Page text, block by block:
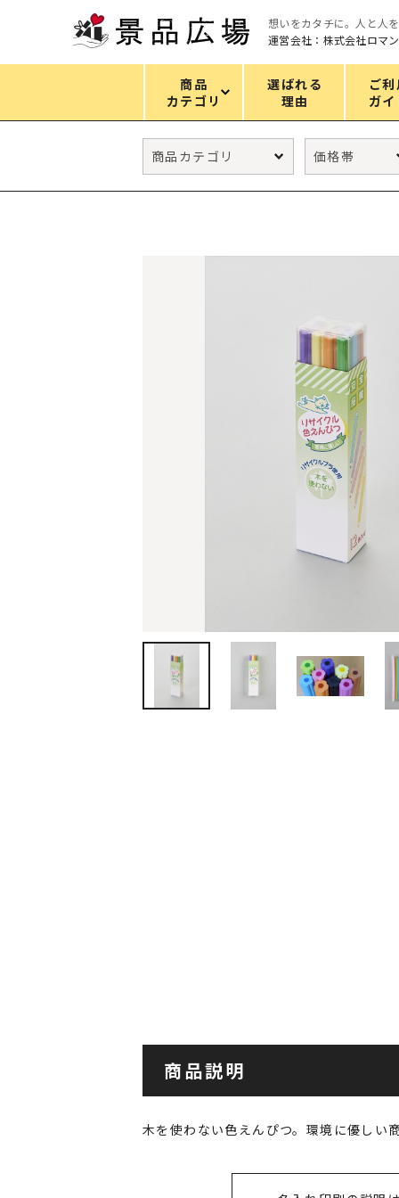
想いをカタチに。人と人
運営会社：株式会社ロマン
商品
カテゴリ
選ばれる
理由
ご利
ガイ
カテゴリ
商品説明
木を使わない色えんぴつ。環境に優しい商